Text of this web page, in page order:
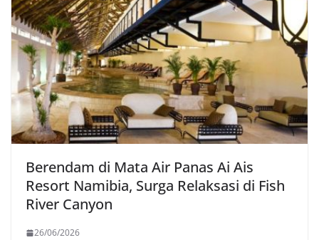
Berendam di Mata Air Panas Ai Ais
Resort Namibia, Surga Relaksasi di Fish
River Canyon
26/06/2026